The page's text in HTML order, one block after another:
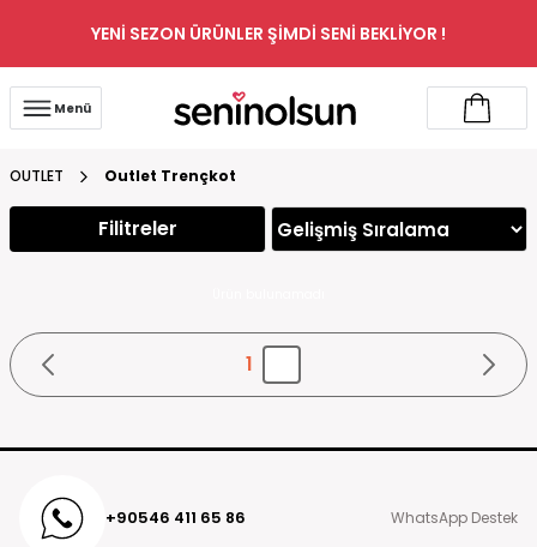
YENİ SEZON ÜRÜNLER ŞİMDİ SENİ BEKLİYOR !
Menü
OUTLET Outlet Trençkot
Filitreler
1
+90546 411 65 86 WhatsApp Destek